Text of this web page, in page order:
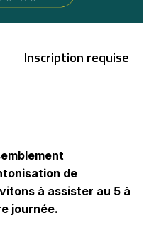
Inscription requise
de
à assister au 5 à
journée.